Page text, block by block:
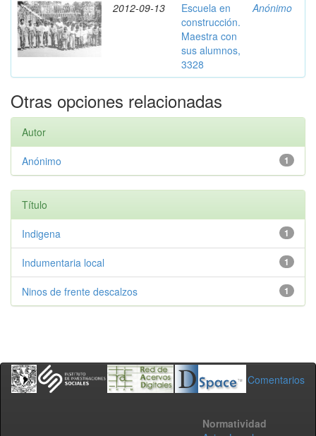
2012-09-13
Escuela en
construcción.
Maestra con
sus alumnos,
3328
Anónimo
Otras opciones relacionadas
Autor
1
Anónimo
Título
1
Indigena
1
Indumentaria local
1
Ninos de frente descalzos
Comentarios
Normatividad